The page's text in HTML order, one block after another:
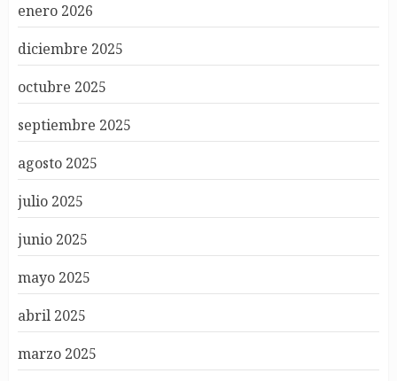
enero 2026
diciembre 2025
octubre 2025
septiembre 2025
agosto 2025
julio 2025
junio 2025
mayo 2025
abril 2025
marzo 2025